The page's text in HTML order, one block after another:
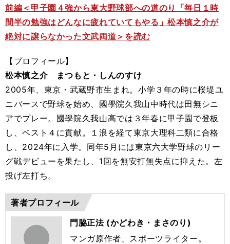
前編＜甲子園４強から東大野球部への道のり「毎日１時
間半の勉強はどんなに疲れていてもやる」松本慎之介が
絶対に譲らなかった文武両道＞を読む
【プロフィール】
松本慎之介 まつもと・しんのすけ
2005年、東京・武蔵野市生まれ。小学３年の時に桜堤ユ
ニバースで野球を始め、國學院久我山中時代は田無シニ
アでプレー。國學院久我山高では３年春に甲子園で登板
し、ベスト４に貢献。１浪を経て東京大理科二類に合格
し、2024年に入学。同年5月には東京六大学野球のリー
グ戦デビューを果たし、1回を無安打無失点に抑えた。左
投げ左打ち。
著者プロフィール
門脇正法 (かどわき・まさのり)
マンガ原作者、スポーツライター。